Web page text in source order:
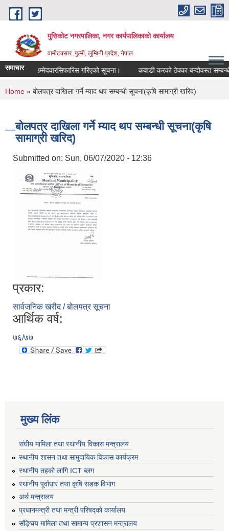
Skip to main content
मुसिकोट नगरपालिका, नगर कार्यपालिकाकाे कार्यालय
वामीटक्सार ,गुल्मी, लुम्बिनी प्रदेश, नेपाल
समाचारउम्मेदवारसिफारिस गरिएको सूचना। कवाडी करको ठेक्का बन्दोवस्त सम्बन्धी
You are here
Home » बाेलपत्र दाखिला गर्ने म्याद थप सम्बन्धी सूचना(कृषि सामाग्री खरिद)
बाेलपत्र दाखिला गर्ने म्याद थप सम्बन्धी सूचना(कृषि
सामाग्री खरिद)
Submitted on: Sun, 06/07/2020 - 12:36
प्रकार:
सार्वजनिक खरीद / बोलपत्र सूचना
आर्थिक वर्ष:
७६/७७
मुख्य लिंक
संघीय मामिला तथा स्थानीय विकास मन्त्रालय
स्थानीय शासन तथा सामुदायिक विकास कार्यक्रम
स्थानीय तहको लागि ICT ब्लग
स्थानीय पूर्वाधार तथा कृषि सडक विभाग
अर्थ मन्त्रालय
प्रधानमन्त्री तथा मन्त्री परिषद्काे कार्यालय
संङ्घिय मामिला तथा सामान्य प्रशासन मन्त्रालय